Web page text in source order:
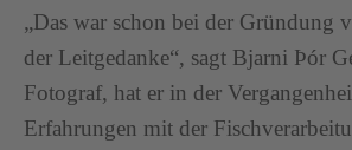
„Das war schon bei der Gründung
der Leitgedanke“, sagt Bjarni Þór
Fotograf, hat er in der
Erfahrungen mit der